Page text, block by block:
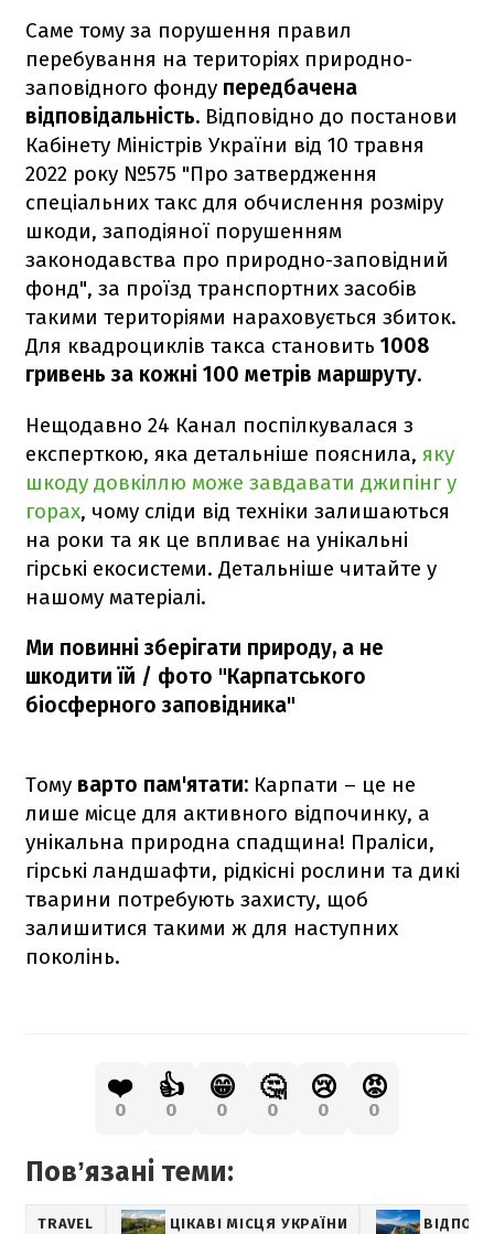
Саме тому за порушення правил
перебування на територіях природно-
заповідного фонду передбачена
відповідальність. Відповідно до постанови
Кабінету Міністрів України від 10 травня
2022 року №575 "Про затвердження
спеціальних такс для обчислення розміру
шкоди, заподіяної порушенням
законодавства про природно-заповідний
фонд", за проїзд транспортних засобів
такими територіями нараховується збиток.
Для квадроциклів такса становить 1008
гривень за кожні 100 метрів маршруту.
Нещодавно 24 Канал поспілкувалася з
експерткою, яка детальніше пояснила, яку
шкоду довкіллю може завдавати джипінг у
горах, чому сліди від техніки залишаються
на роки та як це впливає на унікальні
гірські екосистеми. Детальніше читайте у
нашому матеріалі.
Ми повинні зберігати природу, а не
шкодити їй / фото "Карпатського
біосферного заповідника"
Тому варто пам'ятати: Карпати – це не
лише місце для активного відпочинку, а
унікальна природна спадщина! Праліси,
гірські ландшафти, рідкісні рослини та дикі
тварини потребують захисту, щоб
залишитися такими ж для наступних
поколінь.
❤️
0
👍
0
😁
0
🤔
0
😢
0
😡
0
Повʼязані теми:
TRAVEL ЦІКАВІ МІСЦЯ УКРАЇНИ